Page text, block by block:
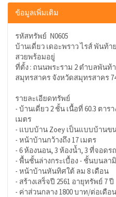
ข้อมูลเพิ่มเติม
รหัสทรัพย์ N0605
บ้านเดี่ยว เดอะพราว ไรส์ พันท้
สวยพร้อมอยู่
ที่ตั้ง : ถนนพระราม 2 ตำบลพันท้
สมุทรสาคร จังหวัดสมุทรสาคร
รายละเอียดทรัพย์
- บ้านเดี่ยว 2 ชั้น เนื้อที่ 60.3 ตาร
เมตร
- แบบบ้าน Zoey เป็นแบบบ้านข
- หน้าบ้านกว้างถึง 17 เมตร
- 6 ห้องนอน, 3 ห้องน้ำ, 3 ที่จอดรถ
- พื้นชั้นล่างกระเบื้อง - ชั้นบนลา
- หน้าบ้านหันทิศใต้ ลม 8 เดือน
- สร้างเสร็จปี 2561 อายุทรัพย์ 7 ปี
- ค่าส่วนกลาง 1800 บาท/ต่อเดือน